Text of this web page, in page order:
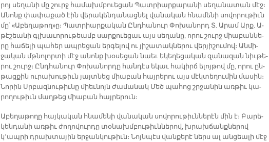
րոյ սե­ղա­նի մը շուրջ հա­մախմ­բուե­ցան Պատ­րիար­քա­րա­նի սե­ղա­նա­տան մէջ։
Ա­նոնք փա­փա­քած էին վե­րա­կեն­դա­նաց­նել վա­նա­կան հնա­մե­նի սո­վո­րու­թիւն
մը՝ «Ա­բե­ղա­թող»ը։ Պատ­րիար­քա­կան Ընդ­հա­նուր Փո­խա­նորդ Տ. Ա­րամ Արք. Ա­
թէ­շեա­նի գլխա­ւո­րու­թեամբ սար­քուե­ցաւ այս սե­ղա­նը, ո­րու շուրջ միա­բան­նե­
րը հա­ճե­լի պա­հեր ապ­րե­ցան եր­գե­լով ու յի­շա­տակ­նե­րու վեր­յի­շու­մով։ Ան­մի­
ջա­կան մթնո­լոր­տի մէջ ա­նոնք խօ­սե­ցան նաեւ ե­կե­ղե­ցա­կան զա­նա­զան նիւ­թե­
րու շուրջ։ Ընդ­հա­նուր Փո­խա­նոր­դը հան­դէս ե­կաւ հա­կիրճ ե­լոյ­թով մը, ո­րու ըն­
թաց­քին ու­րա­խու­թիւն յայտ­նեց միա­բան հայ­րե­րու այս մէկ­տե­ղու­մին մա­սին։
Նո­րին Սրբազ­նու­թիւ­նը միեւ­նոյն ժա­մա­նակ Մեծ պա­հոց շրջա­նին առ­թիւ կա­
րո­ղու­թիւն մաղ­թեց միա­բան հայ­րե­րուն։
Ա­բե­ղա­թո­ղը հայ­կա­կան հնա­մե­նի վա­նա­կան սո­վո­րու­թիւն­նե­րէն մին է։ Բա­րե­
կեն­դա­նի առ­թիւ ժո­ղո­վուր­դը տօ­նախմ­բու­թիւն­նե­րով, խրախ­ճանք­նե­րով
կ՚ապ­րի դրախ­տա­յին եր­ջան­կու­թիւն։ Նոյն­պէս վան­քե­րէ ներս ալ ան­ցեա­լի մէջ